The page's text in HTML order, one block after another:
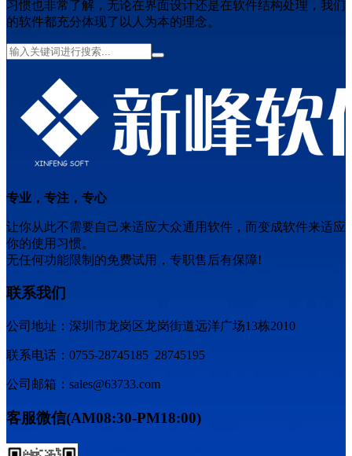
习惯也非常了解，无论在界面设计还是在软件结构处理，我们
的软件都充分体现了以人为本的理念。
专业，专注，专心
让你从此不需要自己来适应大众通用软件，而变成软件来适应
你的使用习惯。
无任何功能限制的免费试用，专职售后有保障!
联系我们
公司地址：深圳市龙岗区龙岗街道远洋广场13栋2010
联系电话：0755-28745185 28745195
公司邮箱：sales@63733.com
客服微信(AM08:30-PM18:00)